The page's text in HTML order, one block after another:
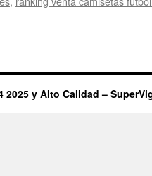
2025 y Alto Calidad –